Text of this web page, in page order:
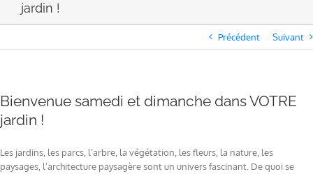
jardin !
Précédent Suivant
Bienvenue samedi et dimanche dans VOTRE
jardin !
Les jardins, les parcs, l’arbre, la végétation, les fleurs, la nature, les
paysages, l’architecture paysagère sont un univers fascinant. De quoi se